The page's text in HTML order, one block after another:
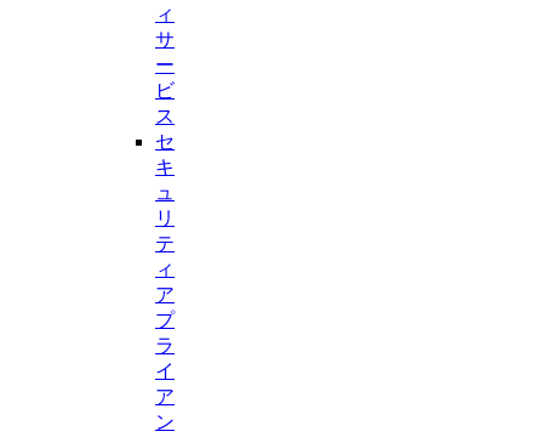
ィ
サ
ー
ビ
ス
セ
キ
ュ
リ
テ
ィ
ア
プ
ラ
イ
ア
ン